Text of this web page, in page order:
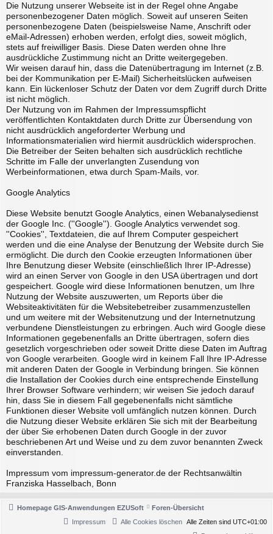
Die Nutzung unserer Webseite ist in der Regel ohne Angabe
personenbezogener Daten möglich. Soweit auf unseren Seiten
personenbezogene Daten (beispielsweise Name, Anschrift oder
eMail-Adressen) erhoben werden, erfolgt dies, soweit möglich,
stets auf freiwilliger Basis. Diese Daten werden ohne Ihre
ausdrückliche Zustimmung nicht an Dritte weitergegeben.
Wir weisen darauf hin, dass die Datenübertragung im Internet (z.B.
bei der Kommunikation per E-Mail) Sicherheitslücken aufweisen
kann. Ein lückenloser Schutz der Daten vor dem Zugriff durch Dritte
ist nicht möglich.
Der Nutzung von im Rahmen der Impressumspflicht
veröffentlichten Kontaktdaten durch Dritte zur Übersendung von
nicht ausdrücklich angeforderter Werbung und
Informationsmaterialien wird hiermit ausdrücklich widersprochen.
Die Betreiber der Seiten behalten sich ausdrücklich rechtliche
Schritte im Falle der unverlangten Zusendung von
Werbeinformationen, etwa durch Spam-Mails, vor.
Google Analytics
Diese Website benutzt Google Analytics, einen Webanalysedienst
der Google Inc. (''Google''). Google Analytics verwendet sog.
''Cookies'', Textdateien, die auf Ihrem Computer gespeichert
werden und die eine Analyse der Benutzung der Website durch Sie
ermöglicht. Die durch den Cookie erzeugten Informationen über
Ihre Benutzung dieser Website (einschließlich Ihrer IP-Adresse)
wird an einen Server von Google in den USA übertragen und dort
gespeichert. Google wird diese Informationen benutzen, um Ihre
Nutzung der Website auszuwerten, um Reports über die
Websiteaktivitäten für die Websitebetreiber zusammenzustellen
und um weitere mit der Websitenutzung und der Internetnutzung
verbundene Dienstleistungen zu erbringen. Auch wird Google diese
Informationen gegebenenfalls an Dritte übertragen, sofern dies
gesetzlich vorgeschrieben oder soweit Dritte diese Daten im Auftrag
von Google verarbeiten. Google wird in keinem Fall Ihre IP-Adresse
mit anderen Daten der Google in Verbindung bringen. Sie können
die Installation der Cookies durch eine entsprechende Einstellung
Ihrer Browser Software verhindern; wir weisen Sie jedoch darauf
hin, dass Sie in diesem Fall gegebenenfalls nicht sämtliche
Funktionen dieser Website voll umfänglich nutzen können. Durch
die Nutzung dieser Website erklären Sie sich mit der Bearbeitung
der über Sie erhobenen Daten durch Google in der zuvor
beschriebenen Art und Weise und zu dem zuvor benannten Zweck
einverstanden.
Impressum vom impressum-generator.de der Rechtsanwältin
Franziska Hasselbach, Bonn
Homepage GIS-Anwendungen EZUSoft
Foren-Übersicht
Alle Zeiten sind UTC+01:00
Alle Cookies löschen
Impressum